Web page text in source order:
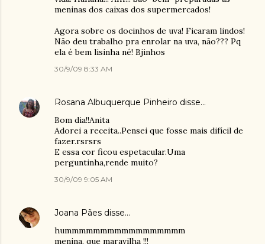
meninas dos caixas dos supermercados!
Agora sobre os docinhos de uva! Ficaram lindos!
Não deu trabalho pra enrolar na uva, não??? Pq
ela é bem lisinha né! Bjinhos
30/9/09 8:33 AM
Rosana Albuquerque Pinheiro disse…
Bom dia!!Anita
Adorei a receita..Pensei que fosse mais difícil de
fazer.rsrsrs
E essa cor ficou espetacular.Uma
perguntinha,rende muito?
30/9/09 9:05 AM
Joana Pães disse…
hummmmmmmmmmmmmmmmm
menina, que maravilha !!!